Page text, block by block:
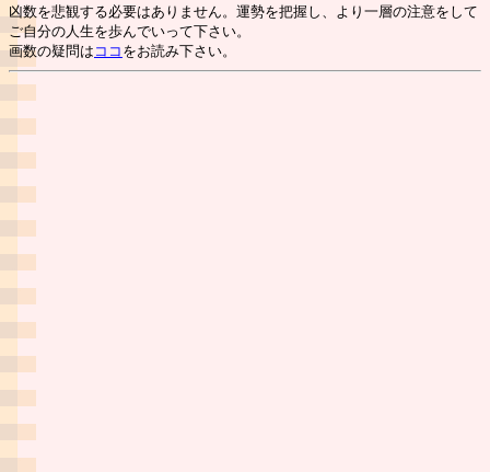
凶数を悲観する必要はありません。運勢を把握し、より一層の注意をして
ご自分の人生を歩んでいって下さい。
画数の疑問は ココ をお読み下さい。